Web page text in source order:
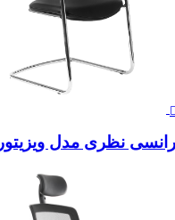
نظری مدل ویزیتور